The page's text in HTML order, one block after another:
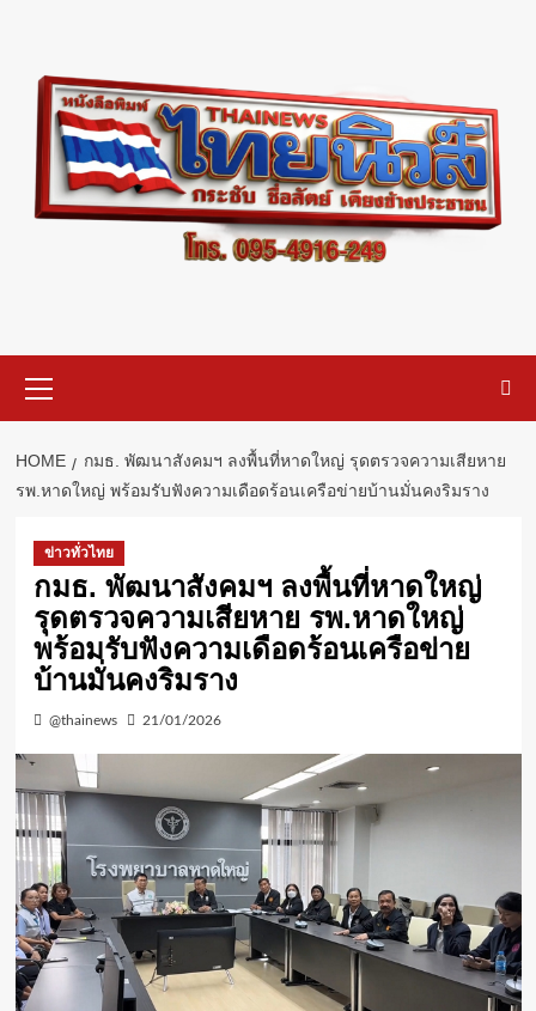
content
Menu
HOME
กมธ. พัฒนาสังคมฯ ลงพื้นที่หาดใหญ่ รุดตรวจความเสียหาย
รพ.หาดใหญ่ พร้อมรับฟังความเดือดร้อนเครือข่ายบ้านมั่นคงริมราง
ข่าวทั่วไทย
กมธ. พัฒนาสังคมฯ ลงพื้นที่หาดใหญ่
รุดตรวจความเสียหาย รพ.หาดใหญ่
พร้อมรับฟังความเดือดร้อนเครือข่าย
บ้านมั่นคงริมราง
@thainews 21/01/2026